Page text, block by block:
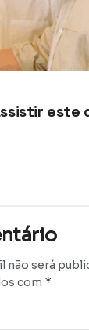
este
não será
com *